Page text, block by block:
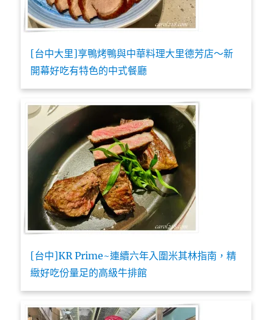
[台中大里]享鴨烤鴨與中華料理大里德芳店～新
開幕好吃有特色的中式餐廳
[台中]KR Prime~連續六年入圍米其林指南，精
緻好吃份量足的高級牛排館